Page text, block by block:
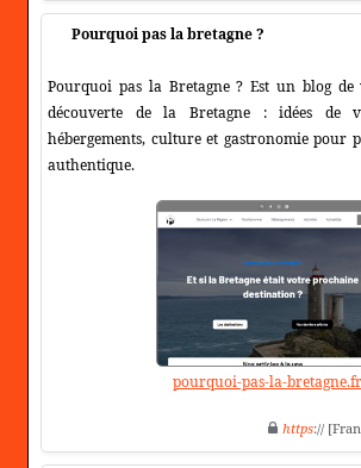
Pourquoi pas la bretagne ?
Pourquoi pas la Bretagne ? Est un blog de
découverte de la Bretagne : idées de
hébergements, culture et gastronomie pour
authentique.
pourquoi-pas-la-bretagne.fr
https://